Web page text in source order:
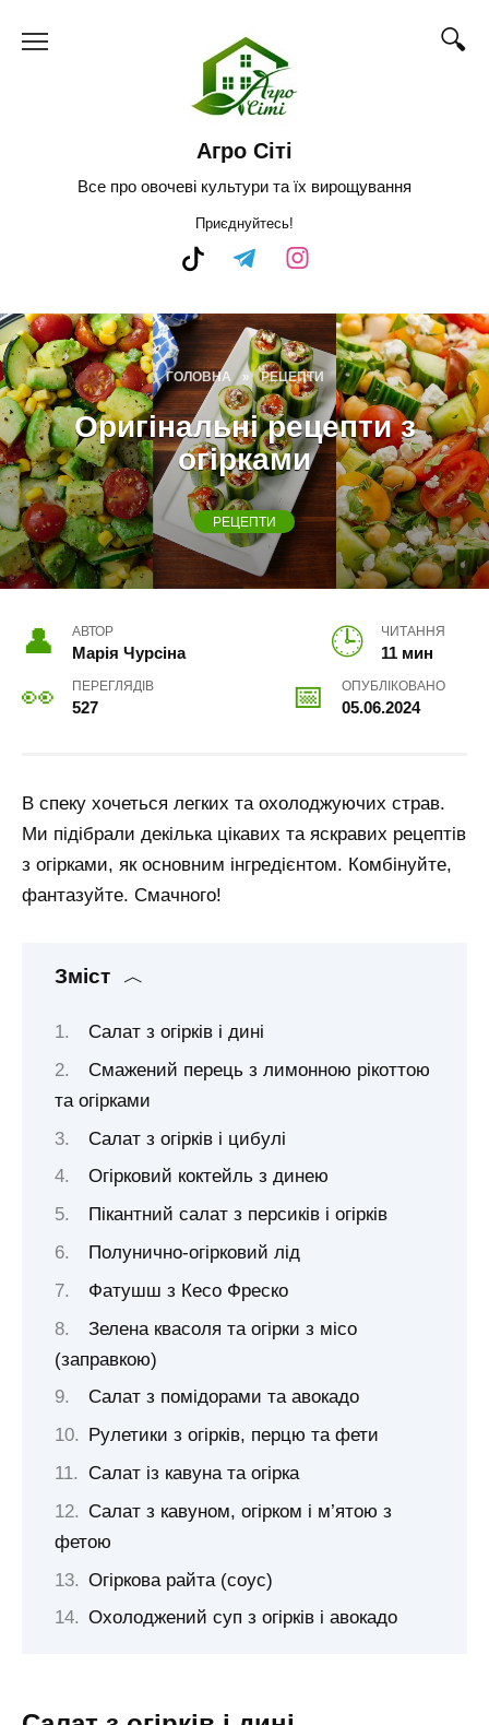
Агро Сіті
Все про овочеві культури та їх вирощування
Приєднуйтесь!
ГОЛОВНА » РЕЦЕПТИ
Оригінальні рецепти з
огірками
РЕЦЕПТИ
АВТОР
Марія Чурсіна
ЧИТАННЯ
11 мин
ПЕРЕГЛЯДІВ
527
ОПУБЛІКОВАНО
05.06.2024
В спеку хочеться легких та охолоджуючих страв.
Ми підібрали декілька цікавих та яскравих рецептів
з огірками, як основним інгредієнтом. Комбінуйте,
фантазуйте. Смачного!
Зміст
Салат з огірків і дині
Смажений перець з лимонною рікоттою
та огірками
Салат з огірків і цибулі
Огірковий коктейль з динею
Пікантний салат з персиків і огірків
Полунично-огірковий лід
Фатушш з Кесо Фреско
Зелена квасоля та огірки з місо
(заправкою)
Салат з помідорами та авокадо
Рулетики з огірків, перцю та фети
Салат із кавуна та огірка
Салат з кавуном, огірком і м’ятою з
фетою
Огіркова райта (соус)
Охолоджений суп з огірків і авокадо